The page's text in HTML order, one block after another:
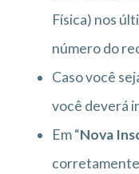
Física) nos
número do
Caso você
você deverá
Em “Nova